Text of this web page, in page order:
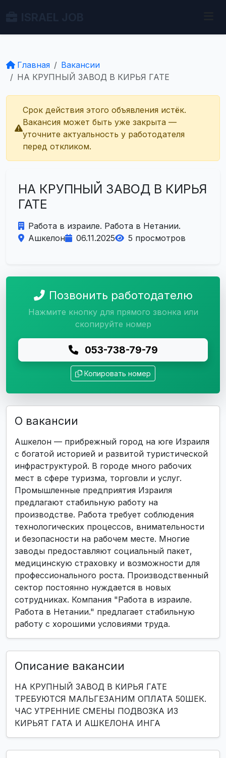
Главная
Вакансии
НА КРУПНЫЙ ЗАВОД В КИРЬЯ ГАТЕ
Срок действия этого объявления истёк.
Вакансия может быть уже закрыта —
уточните актуальность у работодателя
перед откликом.
НА КРУПНЫЙ ЗАВОД В КИРЬЯ
ГАТЕ
Работа в израиле. Работа в Нетании.
Ашкелон
06.11.2025 5 просмотров
Позвонить работодателю
Нажмите кнопку для прямого звонка или
скопируйте номер
053-738-79-79
Копировать номер
О вакансии
Ашкелон — прибрежный город на юге Израиля
с богатой историей и развитой туристической
инфраструктурой. В городе много рабочих
мест в сфере туризма, торговли и услуг.
Промышленные предприятия Израиля
предлагают стабильную работу на
производстве. Работа требует соблюдения
технологических процессов, внимательности
и безопасности на рабочем месте. Многие
заводы предоставляют социальный пакет,
медицинскую страховку и возможности для
профессионального роста. Производственный
сектор постоянно нуждается в новых
сотрудниках. Компания "Работа в израиле.
Работа в Нетании." предлагает стабильную
работу с хорошими условиями труда.
Описание вакансии
НА КРУПНЫЙ ЗАВОД В КИРЬЯ ГАТЕ
ТРЕБУЮТСЯ МАЛЬГЕЗАНИМ ОПЛАТА 50ШЕК.
ЧАС УТРЕННИЕ СМЕНЫ ПОДВОЗКА ИЗ
КИРЬЯТ ГАТА И АШКЕЛОНА ИНГА